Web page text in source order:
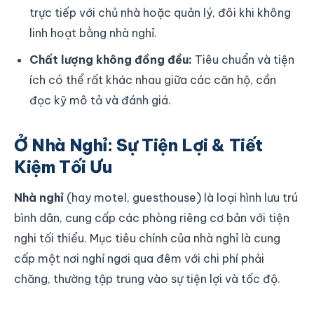
trực tiếp với chủ nhà hoặc quản lý, đôi khi không
linh hoạt bằng nhà nghỉ.
Chất lượng không đồng đều: Tiêu chuẩn và tiện
ích có thể rất khác nhau giữa các căn hộ, cần
đọc kỹ mô tả và đánh giá.
Ở Nhà Nghỉ: Sự Tiện Lợi & Tiết
Kiệm Tối Ưu
Nhà nghỉ (hay motel, guesthouse) là loại hình lưu trú
bình dân, cung cấp các phòng riêng cơ bản với tiện
nghi tối thiểu. Mục tiêu chính của nhà nghỉ là cung
cấp một nơi nghỉ ngơi qua đêm với chi phí phải
chăng, thường tập trung vào sự tiện lợi và tốc độ.